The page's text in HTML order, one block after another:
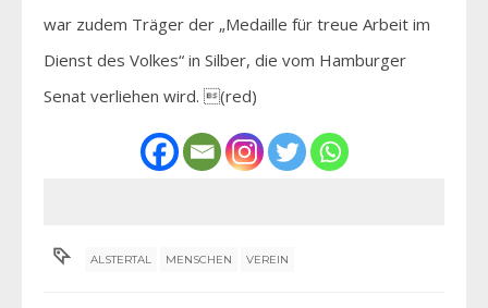
war zudem Träger der „Medaille für treue Arbeit im
Dienst des Volkes“ in Silber, die vom Hamburger
Senat verliehen wird. (red)
ALSTERTAL MENSCHEN VEREIN